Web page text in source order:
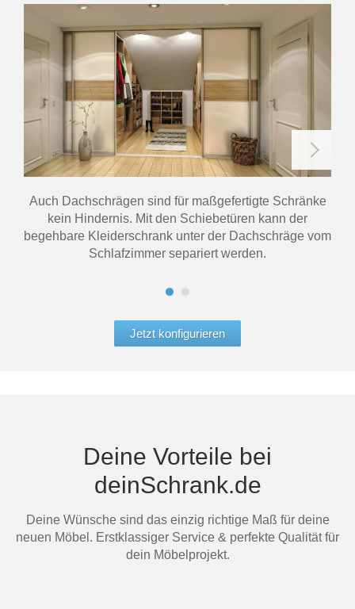
Auch Dachschrägen sind für maßgefertigte Schränke
kein Hindernis. Mit den Schiebetüren kann der
begehbare Kleiderschrank unter der Dachschräge vom
Schlafzimmer separiert werden.
Jetzt konfigurieren
Deine Vorteile bei
deinSchrank.de
Deine Wünsche sind das einzig richtige Maß für deine
neuen Möbel. Erstklassiger Service & perfekte Qualität für
dein Möbelprojekt.